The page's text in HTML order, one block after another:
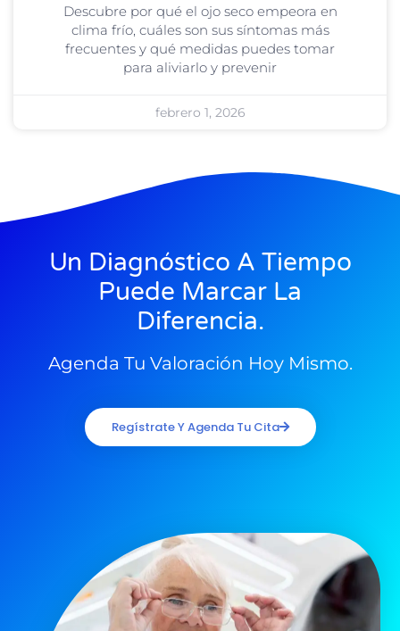
Descubre por qué el ojo seco empeora en
clima frío, cuáles son sus síntomas más
frecuentes y qué medidas puedes tomar
para aliviarlo y prevenir
febrero 1, 2026
Un Diagnóstico A Tiempo
Puede Marcar La
Diferencia.
Agenda Tu Valoración Hoy Mismo.
Regístrate Y Agenda Tu Cita